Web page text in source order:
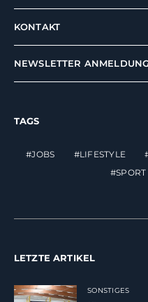
KONTAKT
NEWSLETTER ANMELDUNG
TAGS
JOBS LIFESTYLE
SPORT
LETZTE ARTIKEL
SONSTIGES